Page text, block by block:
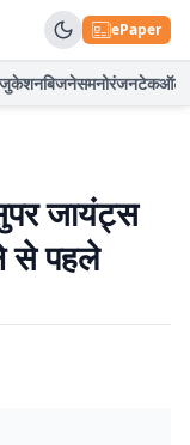
ePaper
बिजनेसमनोरंजनटेकऑटो
जायंट्स
से पहले